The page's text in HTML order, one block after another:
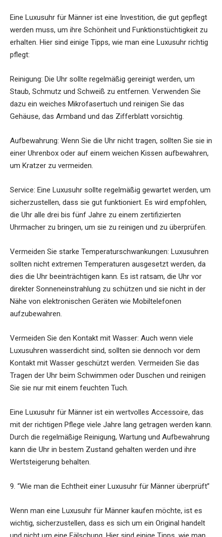
Eine Luxusuhr für Männer ist eine Investition, die gut gepflegt
werden muss, um ihre Schönheit und Funktionstüchtigkeit zu
erhalten. Hier sind einige Tipps, wie man eine Luxusuhr richtig
pflegt:
Reinigung: Die Uhr sollte regelmäßig gereinigt werden, um
Staub, Schmutz und Schweiß zu entfernen. Verwenden Sie
dazu ein weiches Mikrofasertuch und reinigen Sie das
Gehäuse, das Armband und das Zifferblatt vorsichtig.
Aufbewahrung: Wenn Sie die Uhr nicht tragen, sollten Sie sie in
einer Uhrenbox oder auf einem weichen Kissen aufbewahren,
um Kratzer zu vermeiden.
Service: Eine Luxusuhr sollte regelmäßig gewartet werden, um
sicherzustellen, dass sie gut funktioniert. Es wird empfohlen,
die Uhr alle drei bis fünf Jahre zu einem zertifizierten
Uhrmacher zu bringen, um sie zu reinigen und zu überprüfen.
Vermeiden Sie starke Temperaturschwankungen: Luxusuhren
sollten nicht extremen Temperaturen ausgesetzt werden, da
dies die Uhr beeinträchtigen kann. Es ist ratsam, die Uhr vor
direkter Sonneneinstrahlung zu schützen und sie nicht in der
Nähe von elektronischen Geräten wie Mobiltelefonen
aufzubewahren.
Vermeiden Sie den Kontakt mit Wasser: Auch wenn viele
Luxusuhren wasserdicht sind, sollten sie dennoch vor dem
Kontakt mit Wasser geschützt werden. Vermeiden Sie das
Tragen der Uhr beim Schwimmen oder Duschen und reinigen
Sie sie nur mit einem feuchten Tuch.
Eine Luxusuhr für Männer ist ein wertvolles Accessoire, das
mit der richtigen Pflege viele Jahre lang getragen werden kann.
Durch die regelmäßige Reinigung, Wartung und Aufbewahrung
kann die Uhr in bestem Zustand gehalten werden und ihre
Wertsteigerung behalten.
9. “Wie man die Echtheit einer Luxusuhr für Männer überprüft”
Wenn man eine Luxusuhr für Männer kaufen möchte, ist es
wichtig, sicherzustellen, dass es sich um ein Original handelt